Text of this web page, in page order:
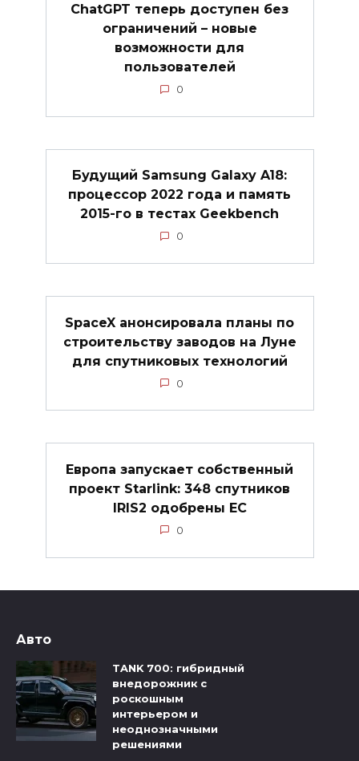
ChatGPT теперь доступен без
ограничений – новые
возможности для
пользователей
0
Будущий Samsung Galaxy A18:
процессор 2022 года и память
2015-го в тестах Geekbench
0
SpaceX анонсировала планы по
строительству заводов на Луне
для спутниковых технологий
0
Европа запускает собственный
проект Starlink: 348 спутников
IRIS2 одобрены ЕС
0
Авто
TANK 700: гибридный
внедорожник с
роскошным
интерьером и
неоднозначными
решениями